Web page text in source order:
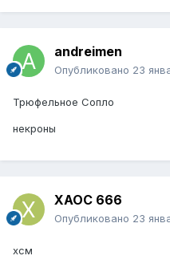
andreimen
Опубликовано 23
Трюфельное Сопло
некроны
XAOC 666
Опубликовано 23
хсм